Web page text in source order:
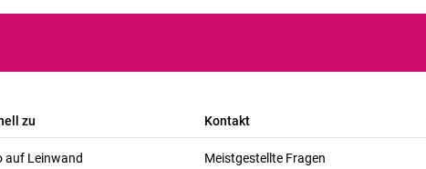
zu
auf Leinwand
Kontakt
Meistgestellte Fragen